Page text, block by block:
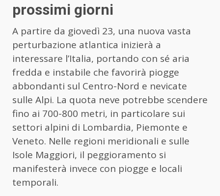
prossimi giorni
A partire da giovedì 23, una nuova vasta
perturbazione atlantica inizierà a
interessare l’Italia, portando con sé aria
fredda e instabile che favorirà piogge
abbondanti sul Centro-Nord e nevicate
sulle Alpi. La quota neve potrebbe scendere
fino ai 700-800 metri, in particolare sui
settori alpini di Lombardia, Piemonte e
Veneto. Nelle regioni meridionali e sulle
Isole Maggiori, il peggioramento si
manifesterà invece con piogge e locali
temporali.